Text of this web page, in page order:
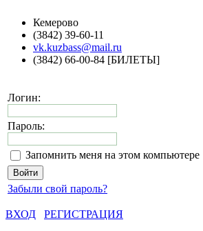
Кемерово
(3842) 39-60-11
vk.kuzbass@mail.ru
(3842) 66-00-84 [БИЛЕТЫ]
Логин:
Пароль:
Запомнить меня на этом компьютере
Забыли свой пароль?
ВХОД
РЕГИСТРАЦИЯ